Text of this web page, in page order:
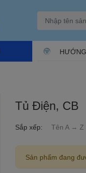
Tủ Điện, CB
Sắp xếp: Tên A → Z
Sản phẩm đang